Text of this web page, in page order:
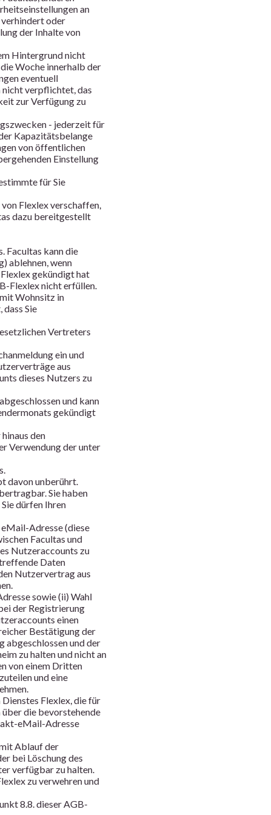
an
oder
der Inhalte von
Hintergrund nicht
Woche innerhalb der
eventuell
nicht verpflichtet, das
zur Verfügung zu
- jederzeit für
Kapazitätsbelange
von öffentlichen
Einstellung
für Sie
Flexlex verschaffen,
dazu bereitgestellt
Facultas kann die
ablehnen, wenn
gekündigt hat
Flexlex nicht erfüllen.
Wohnsitz in
Sie
Vertreters
ein und
aus
dieses Nutzers zu
und kann
gekündigt
den
Verwendung der unter
davon unberührt.
Sie haben
dürfen Ihren
Adresse (diese
Facultas und
Nutzeraccounts zu
Daten
Nutzervertrag aus
sowie (ii) Wahl
der Registrierung
einen
Bestätigung der
abgeschlossen und der
zu halten und nicht an
von einem Dritten
und eine
Flexlex, die für
über die bevorstehende
eMail-Adresse
Ablauf der
bei Löschung des
verfügbar zu halten.
zu verwehren und
8.8. dieser AGB-